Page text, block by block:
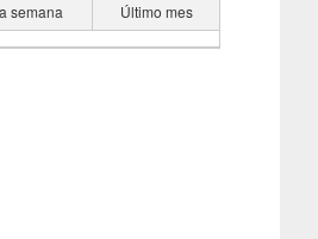
semana Último mes